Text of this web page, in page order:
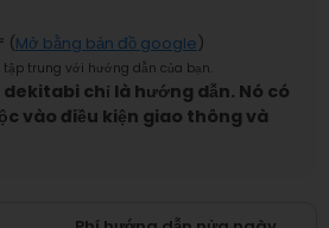
² (Mở bằng bản đồ google)
trung với hướng dẫn của bạn.
chỉ là hướng dẫn. Nó có
vào điều kiện giao thông và